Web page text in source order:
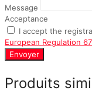
Message
Acceptance
I accept the
European Regulation
Envoyer
Produits